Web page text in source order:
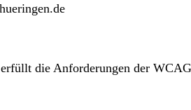
die Anforderungen der